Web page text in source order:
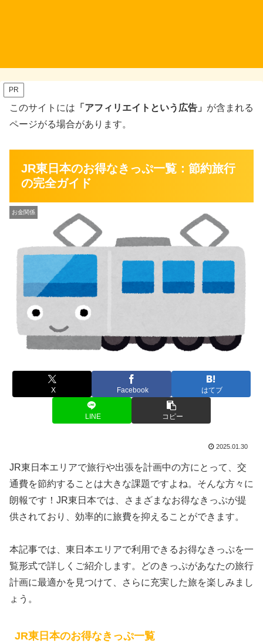
PR
このサイトには 「アフィリエイトという広告」 が含まれる
ページがる場合があります。
JR東日本のお得なきっぷ一覧：節約旅行
の完全ガイド
お金関係
X Facebook はてブ
LINE コピー
2025.01.30
JR東日本エリアで旅行や出張を計画中の方にとって、交
通費を節約することは大きな課題ですよね。そんな方々に
朗報です！JR東日本では、さまざまなお得なきっぷが提
供されており、効率的に旅費を抑えることができます。
本記事では、東日本エリアで利用できるお得なきっぷを一
覧形式で詳しくご紹介します。どのきっぷがあなたの旅行
計画に最適かを見つけて、さらに充実した旅を楽しみまし
ょう。
JR東日本のお得なきっぷ一覧